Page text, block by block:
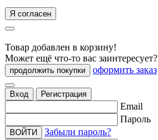
Я согласен
Товар добавлен в корзину!
Может ещё что-то вас заинтересует?
продолжить покупки оформить заказ
Вход Регистрация
Email
Пароль
ВОЙТИ
Забыли пароль?